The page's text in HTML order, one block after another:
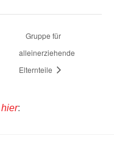
Gruppe für
alleinerziehende
Elternteile
hier: